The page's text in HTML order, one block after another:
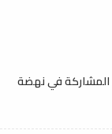
المشاركة في نهضة